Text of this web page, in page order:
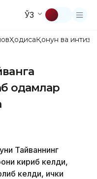
ЎЗ
ҲодисаҚонун ва
одамлар
Тайваннинг
кириб келди,
келди, ички